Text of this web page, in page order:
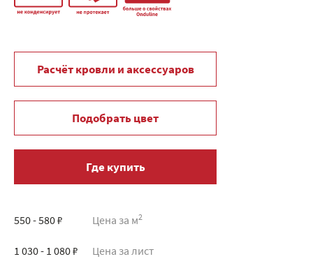
Расчёт кровли и аксессуаров
Подобрать цвет
Где купить
550 - 580 ₽ Цена за м2
1 030 - 1 080 ₽ Цена за лист